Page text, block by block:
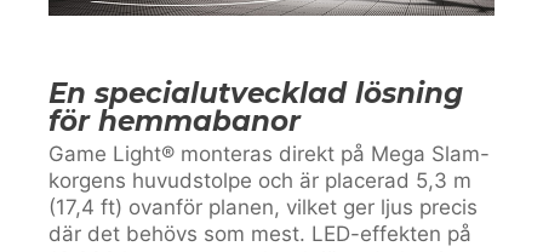
En specialutvecklad lösning
för hemmabanor
Game Light® monteras direkt på Mega Slam-
korgens huvudstolpe och är placerad 5,3 m
(17,4 ft) ovanför planen, vilket ger ljus precis
där det behövs som mest. LED-effekten på